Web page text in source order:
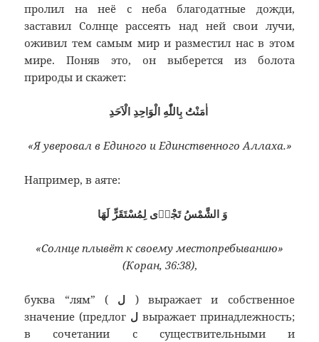
пролил на неё с неба благодатные дожди,
заставил Солнце рассеять над ней свои лучи,
оживил тем самым мир и разместил нас в этом
мире. Поняв это, он выберется из болота
природы и скажет:
اٰمَنْتُ بِاللّٰهِ الْوَاحِدِ الْاَحَدِ
«Я уверовал в Единого и Единственного Аллаха.»
Например, в аяте:
وَ الشَّمْسُ تَجْرٖى لِمُسْتَقَرٍّ لَهَا
«Солнце плывёт к своему местопребыванию»
(Коран, 36:38),
буква “лям” ( ل ) выражает и собственное
значение (предлог ل выражает принадлежность;
в сочетании с существительными и